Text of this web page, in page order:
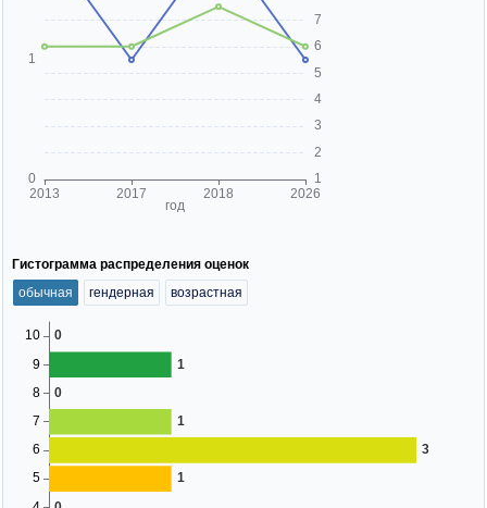
Гистограмма распределения оценок
обычная
гендерная возрастная